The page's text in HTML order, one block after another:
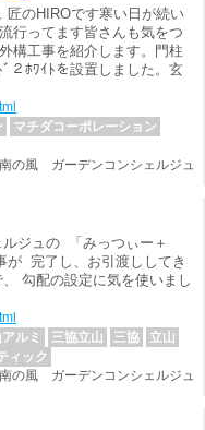
匠のHIROです寒い日が続い
行ってます皆さんも気をつ
構工事を紹介します。門柱
２ﾎﾜｲﾄを設置しました。玄
マチダコーポレーション
の風 ガーデンコンシェルジュ
ジュの 「みっつぃー＋
が 完了し、お引渡ししてき
勾配の設定に気を使いまし
ルミ 三協立山 三協
立山
ィック
の風 ガーデンコンシェルジュ